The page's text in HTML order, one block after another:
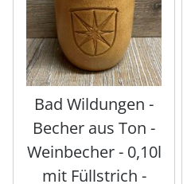
Bad Wildungen -
Becher aus Ton -
Weinbecher - 0,10l
mit Füllstrich -